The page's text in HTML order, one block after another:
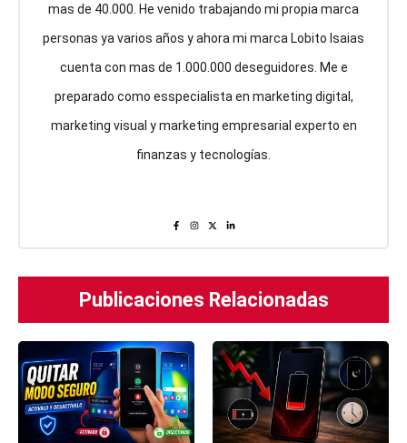
mas de 40.000. He venido trabajando mi propia marca
personas ya varios años y ahora mi marca Lobito Isaias
cuenta con mas de 1.000.000 deseguidores. Me e
preparado como esspecialista en marketing digital,
marketing visual y marketing empresarial experto en
finanzas y tecnologías.
Publicaciones Relacionadas